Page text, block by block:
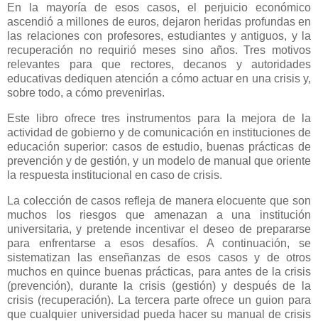
En la mayoría de esos casos, el perjuicio económico
ascendió a millones de euros, dejaron heridas profundas en
las relaciones con profesores, estudiantes y antiguos, y la
recuperación no requirió meses sino años. Tres motivos
relevantes para que rectores, decanos y autoridades
educativas dediquen atención a cómo actuar en una crisis y,
sobre todo, a cómo prevenirlas.
Este libro ofrece tres instrumentos para la mejora de la
actividad de gobierno y de comunicación en instituciones de
educación superior: casos de estudio, buenas prácticas de
prevención y de gestión, y un modelo de manual que oriente
la respuesta institucional en caso de crisis.
La colección de casos refleja de manera elocuente que son
muchos los riesgos que amenazan a una institución
universitaria, y pretende incentivar el deseo de prepararse
para enfrentarse a esos desafíos. A continuación, se
sistematizan las enseñanzas de esos casos y de otros
muchos en quince buenas prácticas, para antes de la crisis
(prevención), durante la crisis (gestión) y después de la
crisis (recuperación). La tercera parte ofrece un guion para
que cualquier universidad pueda hacer su manual de crisis